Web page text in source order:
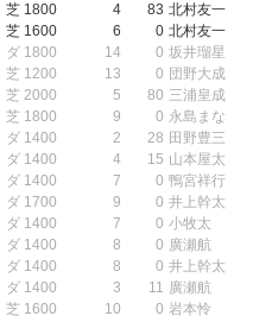
芝 1800 4 83 北村友一
芝 1600 6 0 北村友一
ダ 1800 14 0 坂井瑠星
芝 1200 13 0 団野大成
芝 2000 5 80 三浦皇成
芝 1800 9 0 永島まな
ダ 1400 2 28 田野豊三
ダ 1400 4 15 山本屋太
ダ 1400 7 0 鴨宮祥行
ダ 1700 9 0 井上幹太
ダ 1400 7 0 小牧太
ダ 1400 8 0 廣瀬航
ダ 1400 8 0 井上幹太
ダ 1400 3 11 廣瀬航
芝 1600 10 0 岩本怜